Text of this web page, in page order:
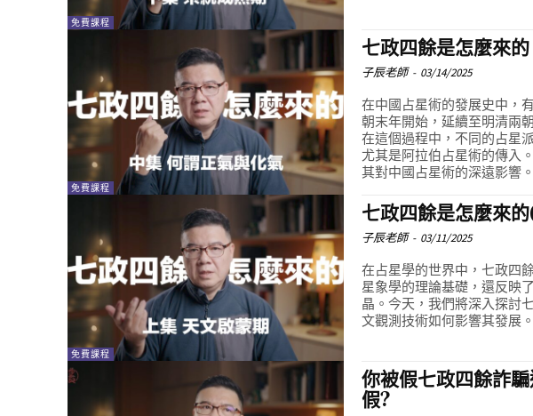
免費課程
免費課程
七政四餘是怎麼來
子辰老師 - 03/14/2025
在中國占星術的發展史中，
朝末年開始，延續至明清兩
在這個過程中，不同的占星
尤其是阿拉伯占星術的傳入
其對中國占星術的深遠影響。
免費課程
七政四餘是怎麼來
子辰老師 - 03/11/2025
在占星學的世界中，七政四
星象學的理論基礎，還反映
晶。今天，我們將深入探討
文觀測技術如何影響其發展。
你被假七政四餘詐
假?